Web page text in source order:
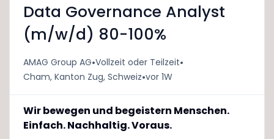
Data Governance Analyst
(m/w/d) 80-100%
AMAG Group AG•Vollzeit oder Teilzeit•
Cham, Kanton Zug, Schweiz•vor 1W
Wir bewegen und begeistern Menschen.
Einfach. Nachhaltig. Voraus.